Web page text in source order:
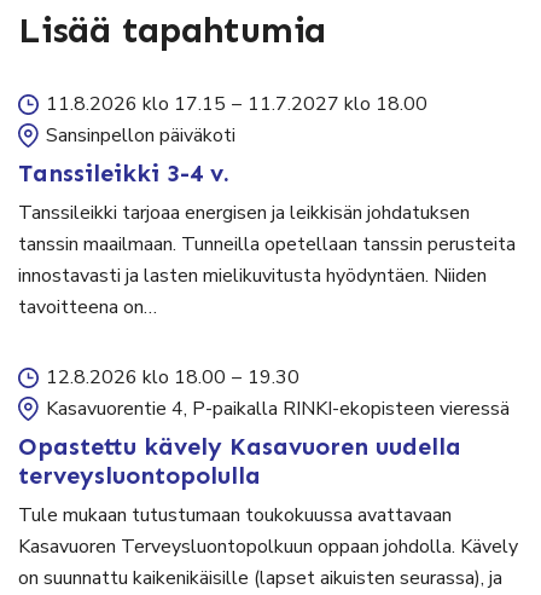
Lisää tapahtumia
11.8.2026 klo 17.15 – 11.7.2027 klo 18.00
Sansinpellon päiväkoti
Tanssileikki 3-4 v.
Tanssileikki tarjoaa energisen ja leikkisän johdatuksen
tanssin maailmaan. Tunneilla opetellaan tanssin perusteita
innostavasti ja lasten mielikuvitusta hyödyntäen. Niiden
tavoitteena on…
12.8.2026 klo 18.00 – 19.30
Kasavuorentie 4, P-paikalla RINKI-ekopisteen vieressä
Opastettu kävely Kasavuoren uudella
terveysluontopolulla
Tule mukaan tutustumaan toukokuussa avattavaan
Kasavuoren Terveysluontopolkuun oppaan johdolla. Kävely
on suunnattu kaikenikäisille (lapset aikuisten seurassa), ja